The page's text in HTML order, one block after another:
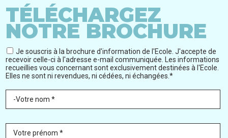
TÉLÉCHARGEZ
NOTRE BROCHURE
Je souscris à la brochure d'information de l'Ecole. J'accepte de
recevoir celle-ci à l'adresse e-mail communiquée. Les informations
recueillies vous concernant sont exclusivement destinées à l'Ecole.
Elles ne sont ni revendues, ni cédées, ni échangées.*
-Votre nom *
Votre prénom *